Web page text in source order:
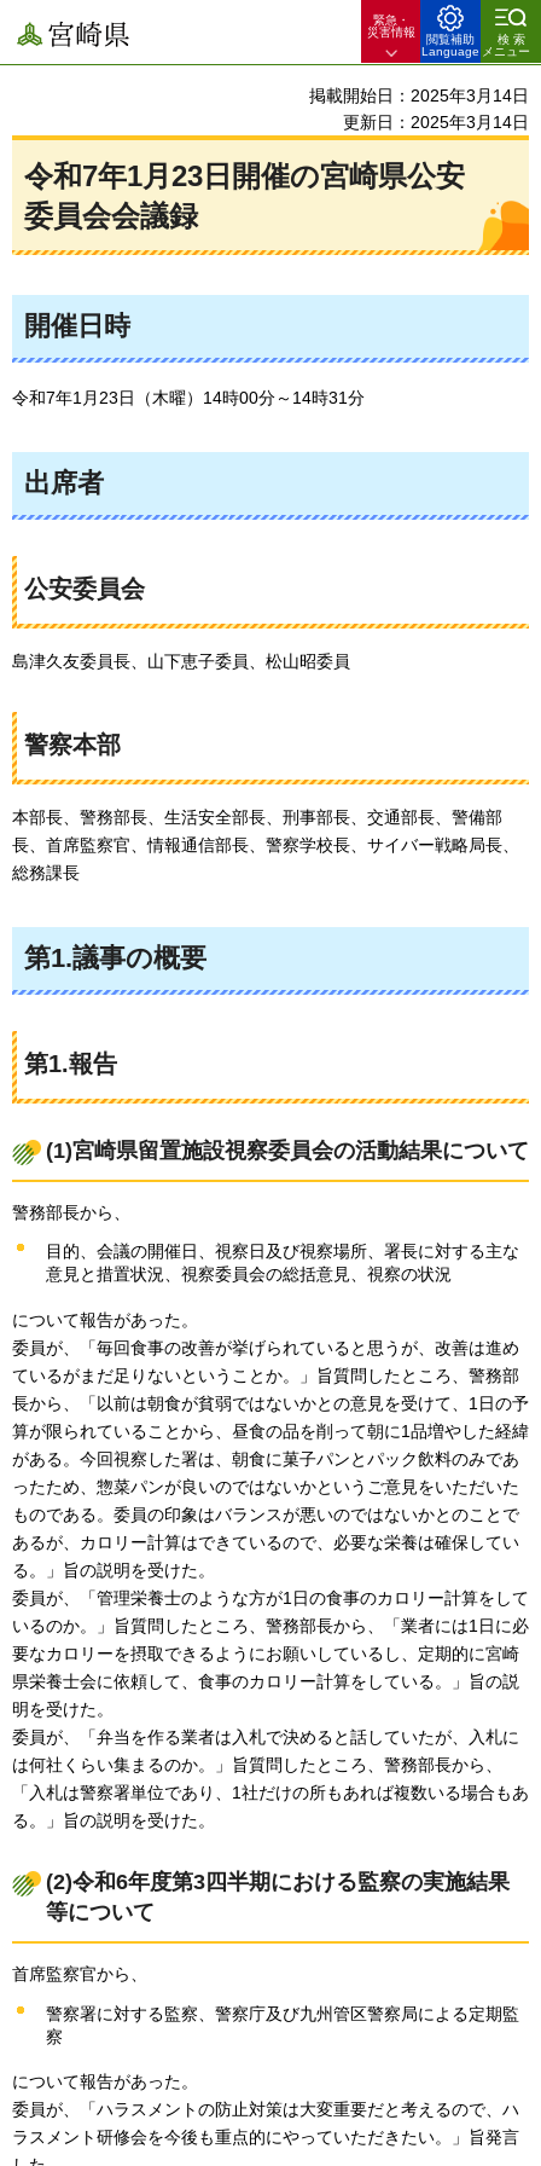
宮崎県
緊急・
災害情報
閲覧補助
Language
検索
メニュー
掲載開始日：2025年3月14日
更新日：2025年3月14日
令和7年1月23日開催の宮崎県公安
委員会会議録
開催日時
令和7年1月23日（木曜）14時00分～14時31分
出席者
公安委員会
島津久友委員長、山下恵子委員、松山昭委員
警察本部
本部長、警務部長、生活安全部長、刑事部長、交通部長、警備部
長、首席監察官、情報通信部長、警察学校長、サイバー戦略局長、
総務課長
第1.議事の概要
第1.報告
(1)宮崎県留置施設視察委員会の活動結果について
警務部長から、
目的、会議の開催日、視察日及び視察場所、署長に対する主な
意見と措置状況、視察委員会の総括意見、視察の状況
について報告があった。
委員が、「毎回食事の改善が挙げられていると思うが、改善は進め
ているがまだ足りないということか。」旨質問したところ、警務部
長から、「以前は朝食が貧弱ではないかとの意見を受けて、1日の予
算が限られていることから、昼食の品を削って朝に1品増やした経緯
がある。今回視察した署は、朝食に菓子パンとパック飲料のみであ
ったため、惣菜パンが良いのではないかというご意見をいただいた
ものである。委員の印象はバランスが悪いのではないかとのことで
あるが、カロリー計算はできているので、必要な栄養は確保してい
る。」旨の説明を受けた。
委員が、「管理栄養士のような方が1日の食事のカロリー計算をして
いるのか。」旨質問したところ、警務部長から、「業者には1日に必
要なカロリーを摂取できるようにお願いしているし、定期的に宮崎
県栄養士会に依頼して、食事のカロリー計算をしている。」旨の説
明を受けた。
委員が、「弁当を作る業者は入札で決めると話していたが、入札に
は何社くらい集まるのか。」旨質問したところ、警務部長から、
「入札は警察署単位であり、1社だけの所もあれば複数いる場合もあ
る。」旨の説明を受けた。
(2)令和6年度第3四半期における監察の実施結果
等について
首席監察官から、
警察署に対する監察、警察庁及び九州管区警察局による定期監
察
について報告があった。
委員が、「ハラスメントの防止対策は大変重要だと考えるので、ハ
ラスメント研修会を今後も重点的にやっていただきたい。」旨発言